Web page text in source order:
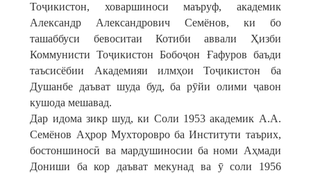
Тоҷикистон, ховаршиноси маъруф, академик
Александр Александрович Семёнов, ки бо
ташаббуси бевоситаи Котиби аввали Ҳизби
Коммунисти Тоҷикистон Бобоҷон Ғафуров баъди
таъсисёбии Академияи илмҳои Тоҷикистон ба
Душанбе даъват шуда буд, ба рӯйи олими ҷавон
кушода мешавад.
Дар идома зикр шуд, ки Соли 1953 академик А.А.
Семёнов Аҳрор Мухторовро ба Институти таърих,
бостоншиносӣ ва мардушиносии ба номи Аҳмади
Дониши ба кор даъват мекунад ва ӯ соли 1956